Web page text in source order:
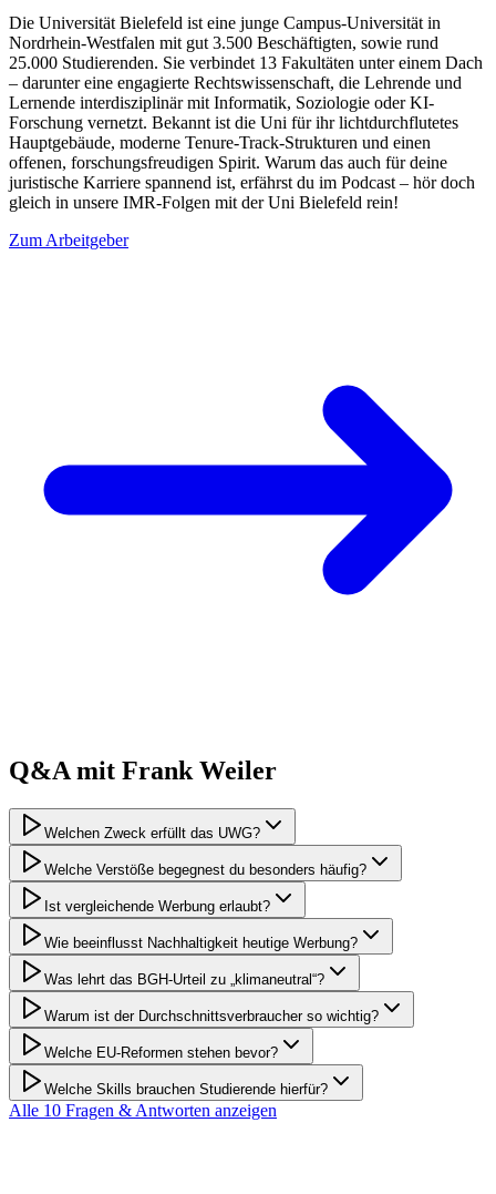
Die Universität Bielefeld ist eine junge Campus-Universität in
Nordrhein-Westfalen mit gut 3.500 Beschäftigten, sowie rund
25.000 Studierenden. Sie verbindet 13 Fakultäten unter einem Dach
– darunter eine engagierte Rechtswissenschaft, die Lehrende und
Lernende interdisziplinär mit Informatik, Soziologie oder KI-
Forschung vernetzt. Bekannt ist die Uni für ihr lichtdurchflutetes
Hauptgebäude, moderne Tenure-Track-Strukturen und einen
offenen, forschungsfreudigen Spirit. Warum das auch für deine
juristische Karriere spannend ist, erfährst du im Podcast – hör doch
gleich in unsere IMR-Folgen mit der Uni Bielefeld rein!
Zum Arbeitgeber
Q&A mit Frank Weiler
Welchen Zweck erfüllt das UWG?
Welche Verstöße begegnest du besonders häufig?
Ist vergleichende Werbung erlaubt?
Wie beeinflusst Nachhaltigkeit heutige Werbung?
Was lehrt das BGH-Urteil zu „klimaneutral“?
Warum ist der Durchschnittsverbraucher so wichtig?
Welche EU-Reformen stehen bevor?
Welche Skills brauchen Studierende hierfür?
Alle 10 Fragen & Antworten anzeigen